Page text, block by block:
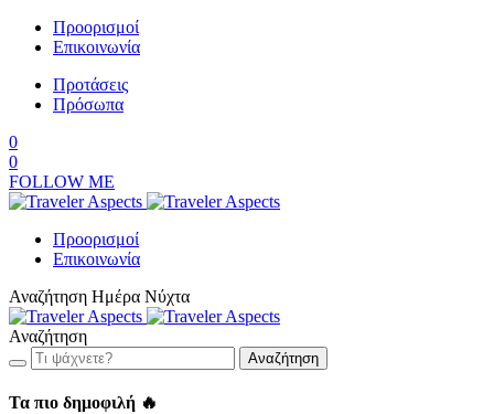
Προορισμοί
Επικοινωνία
Προτάσεις
Πρόσωπα
0
0
FOLLOW ME
Προορισμοί
Επικοινωνία
Αναζήτηση Ημέρα Νύχτα
Αναζήτηση
Αναζήτηση
Τα πιο δημοφιλή 🔥